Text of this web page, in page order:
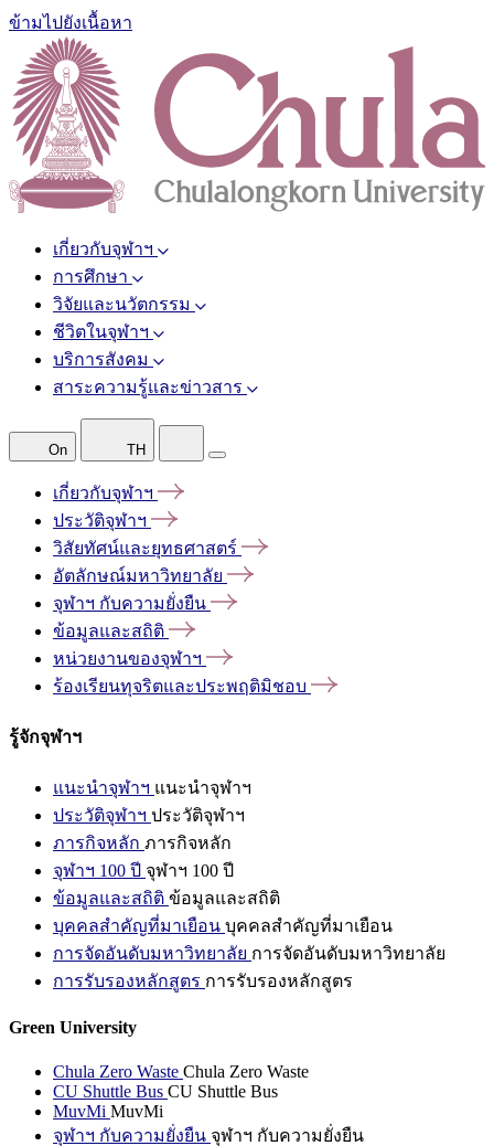
ข้ามไปยังเนื้อหา
เกี่ยวกับจุฬาฯ
การศึกษา
วิจัยและนวัตกรรม
ชีวิตในจุฬาฯ
บริการสังคม
สาระความรู้และข่าวสาร
On TH
เกี่ยวกับจุฬาฯ
ประวัติจุฬาฯ
วิสัยทัศน์และยุทธศาสตร์
อัตลักษณ์มหาวิทยาลัย
จุฬาฯ กับความยั่งยืน
ข้อมูลและสถิติ
หน่วยงานของจุฬาฯ
ร้องเรียนทุจริตและประพฤติมิชอบ
รู้จักจุฬาฯ
แนะนำจุฬาฯ แนะนำจุฬาฯ
ประวัติจุฬาฯ ประวัติจุฬาฯ
ภารกิจหลัก ภารกิจหลัก
จุฬาฯ 100 ปี จุฬาฯ 100 ปี
ข้อมูลและสถิติ ข้อมูลและสถิติ
บุคคลสำคัญที่มาเยือน บุคคลสำคัญที่มาเยือน
การจัดอันดับมหาวิทยาลัย การจัดอันดับมหาวิทยาลัย
การรับรองหลักสูตร การรับรองหลักสูตร
Green University
Chula Zero Waste Chula Zero Waste
CU Shuttle Bus CU Shuttle Bus
MuvMi MuvMi
จุฬาฯ กับความยั่งยืน จุฬาฯ กับความยั่งยืน